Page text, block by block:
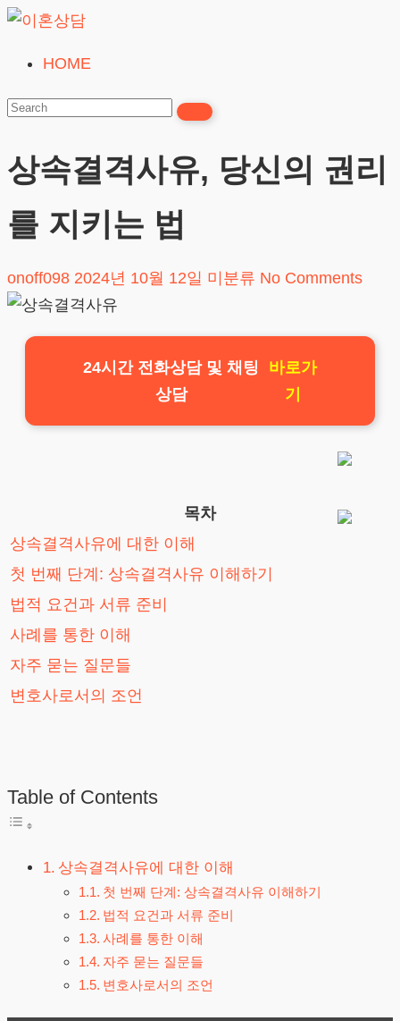
Skip
content
혼
담
24시간365일
HOME
상속결격사유, 당신의 권리
를 지키는 법
onoff098 2024년 10월 12일 미분류 No Comments
24시간 전화상담 및 채팅
상담
바로가
기
목차
상속결격사유에 대한 이해
첫 번째 단계: 상속결격사유 이해하기
법적 요건과 서류 준비
사례를 통한 이해
자주 묻는 질문들
변호사로서의 조언
Table of Contents
상속결격사유에 대한 이해
첫 번째 단계: 상속결격사유 이해하기
법적 요건과 서류 준비
사례를 통한 이해
자주 묻는 질문들
변호사로서의 조언